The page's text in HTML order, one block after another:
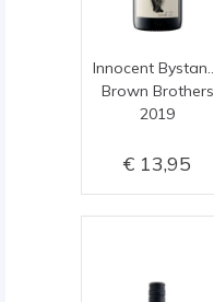
Brown Brothers
2019
13,95